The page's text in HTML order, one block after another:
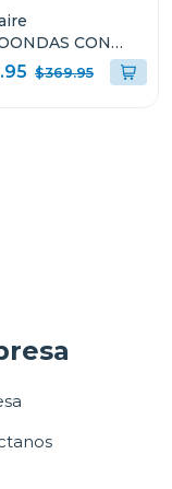
CON
DE 1.8P³
S1846BS
$369.95